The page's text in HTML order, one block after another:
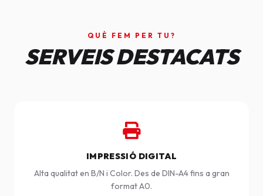
QUÈ FEM PER TU?
SERVEIS DESTACATS
IMPRESSIÓ DIGITAL
Alta qualitat en B/N i Color. Des de DIN-A4 fins a gran
format A0.